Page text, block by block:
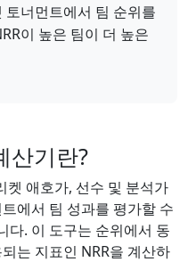
너먼트에서 팀 순위를
이 높은 팀이 더 높은
산기란?
켓 애호가, 선수 및 분석가
에서 팀 성과를 평가할 수
다. 이 도구는 순위에서 동
는 지표인 NRR을 계산하